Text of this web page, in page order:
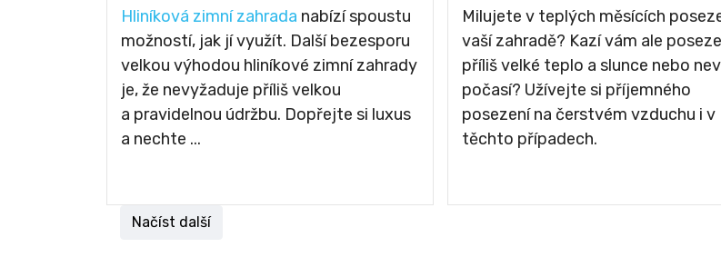
Hliníková zimní zahrada nabízí spoustu
možností, jak jí využít. Další bezesporu
velkou výhodou hliníkové zimní zahrady
je, že nevyžaduje příliš velkou
a pravidelnou údržbu. Dopřejte si luxus
a nechte ...
Milujete v teplých měsících
vaší zahradě? Kazí vám ale
příliš velké teplo a slunce nebo
počasí? Užívejte si příjemného
posezení na čerstvém vzduchu i v
těchto případech.
Načíst další